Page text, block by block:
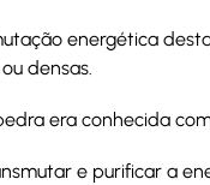
energética
densas.
era conhecida
e purificar a